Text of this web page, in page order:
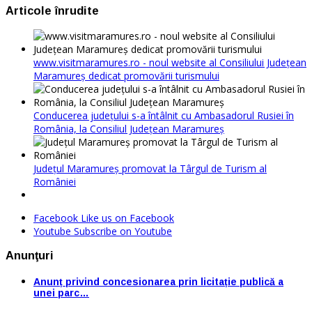
Articole înrudite
www.visitmaramures.ro - noul website al Consiliului Județean
Maramureș dedicat promovării turismului
Conducerea judeţului s-a întâlnit cu Ambasadorul Rusiei în
România, la Consiliul Judeţean Maramureş
Judeţul Maramureş promovat la Târgul de Turism al
României
Facebook Like us on Facebook
Youtube Subscribe on Youtube
Anunţuri
Anunț privind concesionarea prin licitație publică a
unei parc…